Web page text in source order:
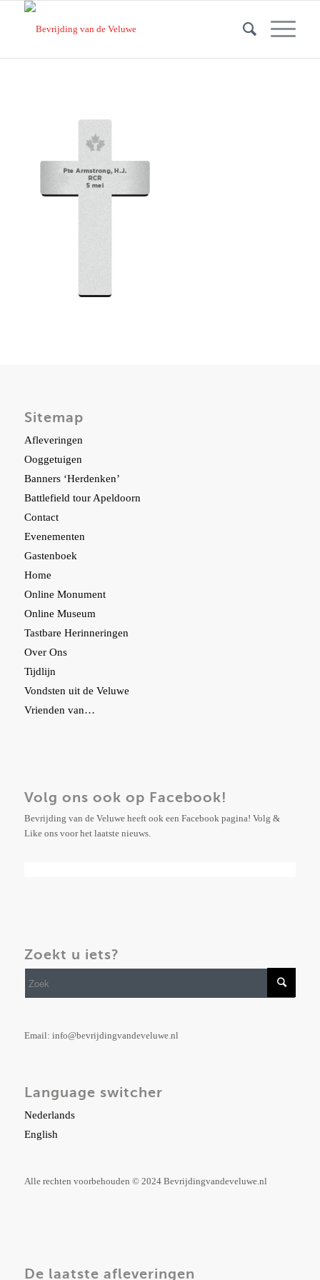
Sitemap
Afleveringen
Ooggetuigen
Banners ‘Herdenken’
Battlefield tour Apeldoorn
Contact
Evenementen
Gastenboek
Home
Online Monument
Online Museum
Tastbare Herinneringen
Over Ons
Tijdlijn
Vondsten uit de Veluwe
Vrienden van…
Volg ons ook op Facebook!
Bevrijding van de Veluwe heeft ook een Facebook pagina! Volg &
Like ons voor het laatste nieuws.
Zoekt u iets?
Email: info@bevrijdingvandeveluwe.nl
Language switcher
Nederlands
English
Alle rechten voorbehouden © 2024 Bevrijdingvandeveluwe.nl
De laatste afleveringen